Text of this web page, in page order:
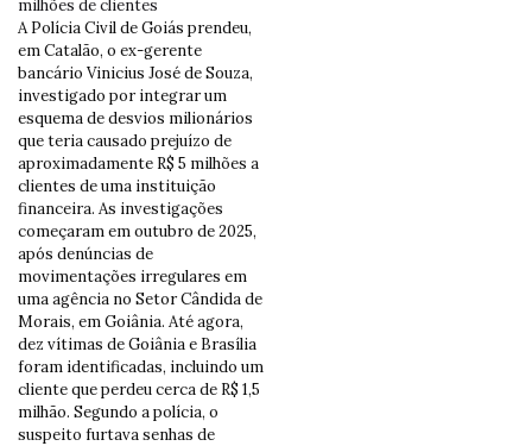
A Polícia Civil de Goiás prendeu,
em Catalão, o ex-gerente
bancário Vinicius José de Souza,
investigado por integrar um
esquema de desvios milionários
que teria causado prejuízo de
aproximadamente R$ 5 milhões a
clientes de uma instituição
financeira. As investigações
começaram em outubro de 2025,
após denúncias de
movimentações irregulares em
uma agência no Setor Cândida de
Morais, em Goiânia. Até agora,
dez vítimas de Goiânia e Brasília
foram identificadas, incluindo um
cliente que perdeu cerca de R$ 1,5
milhão. Segundo a polícia, o
suspeito furtava senhas de